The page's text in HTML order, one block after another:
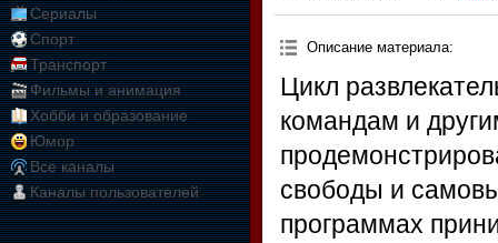
Сериалы
Спорт
Транспорт
Фильмы и анимация
Хобби и образование
Юмор
Все каналы
Каналы пользователей
Описание материала:
Цикл
командам и
свободы и
программах